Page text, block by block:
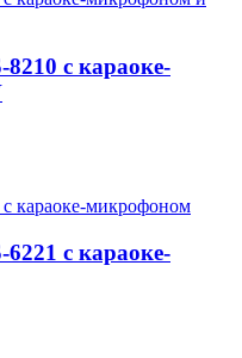
с караоке-
с караоке-